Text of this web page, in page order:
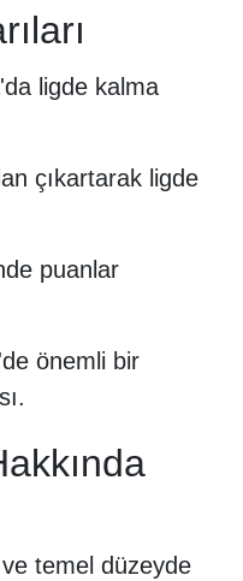
ligde kalma
çıkartarak ligde
puanlar
önemli bir
temel düzeyde